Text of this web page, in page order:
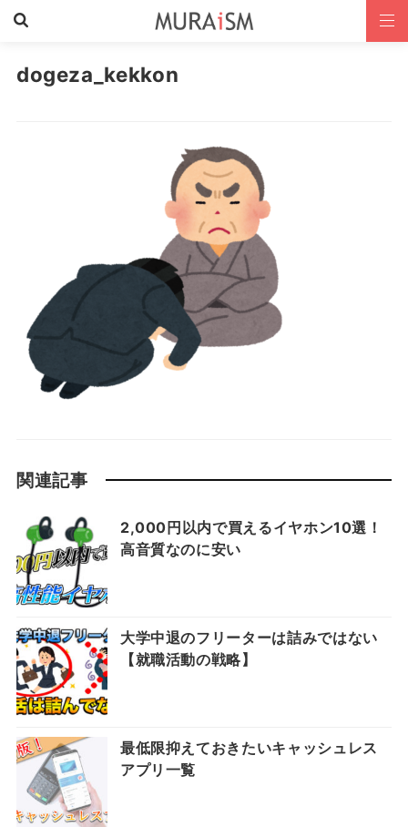
dogeza_kekkon
関連記事
2,000円以内で買えるイヤホン10選！
高音質なのに安い
大学中退のフリーターは詰みではない
【就職活動の戦略】
最低限抑えておきたいキャッシュレス
アプリ一覧